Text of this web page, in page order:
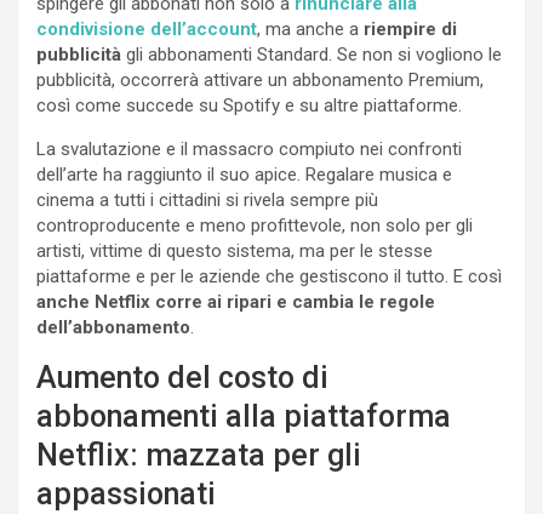
condivisione dell’account, ma anche a riempire di
pubblicità gli abbonamenti Standard. Se non si vogliono le
pubblicità, occorrerà attivare un abbonamento Premium,
così come succede su Spotify e su altre piattaforme.
La svalutazione e il massacro compiuto nei confronti
dell’arte ha raggiunto il suo apice. Regalare musica e
cinema a tutti i cittadini si rivela sempre più
controproducente e meno profittevole, non solo per gli
artisti, vittime di questo sistema, ma per le stesse
piattaforme e per le aziende che gestiscono il tutto. E così
anche Netflix corre ai ripari e cambia le regole
dell’abbonamento.
Aumento del costo di
abbonamenti alla piattaforma
Netflix: mazzata per gli
appassionati